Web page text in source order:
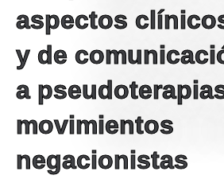
aspectos
y de
a
movimientos
negacionistas